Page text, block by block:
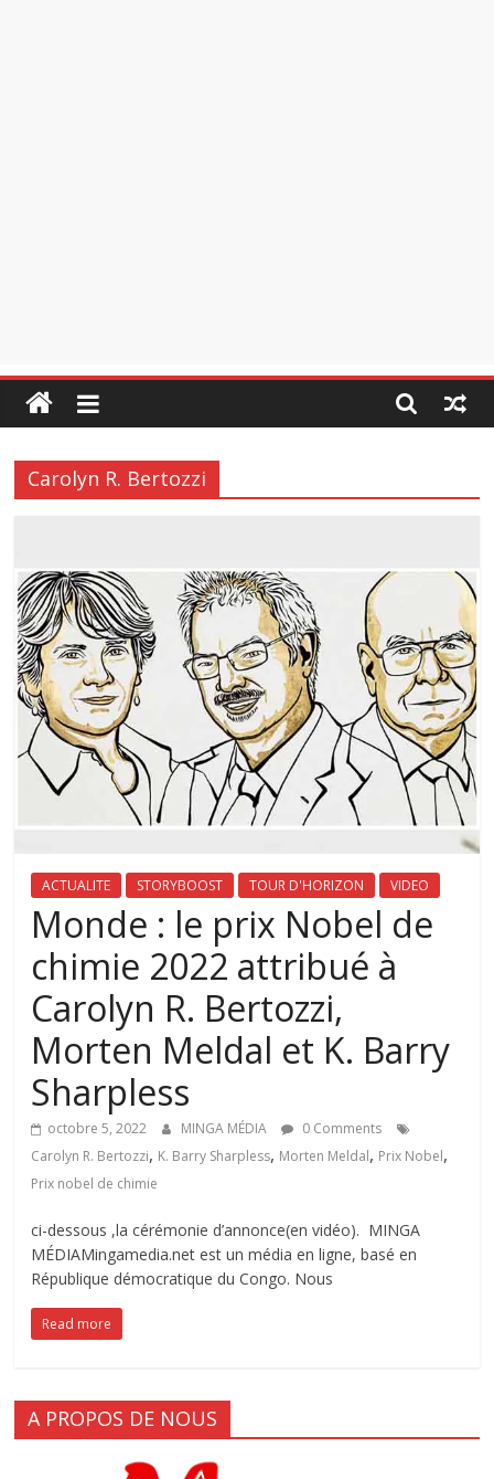
Carolyn R. Bertozzi
ACTUALITE STORYBOOST TOUR D'HORIZON VIDEO
Monde : le prix Nobel de
chimie 2022 attribué à
Carolyn R. Bertozzi,
Morten Meldal et K. Barry
Sharpless
octobre 5, 2022 MINGA MÉDIA
0 Comments
Carolyn R. Bertozzi, K. Barry Sharpless, Morten Meldal, Prix Nobel,
Prix nobel de chimie
ci-dessous ,la cérémonie d’annonce(en vidéo). MINGA
MÉDIAMingamedia.net est un média en ligne, basé en
République démocratique du Congo. Nous
Read more
A PROPOS DE NOUS